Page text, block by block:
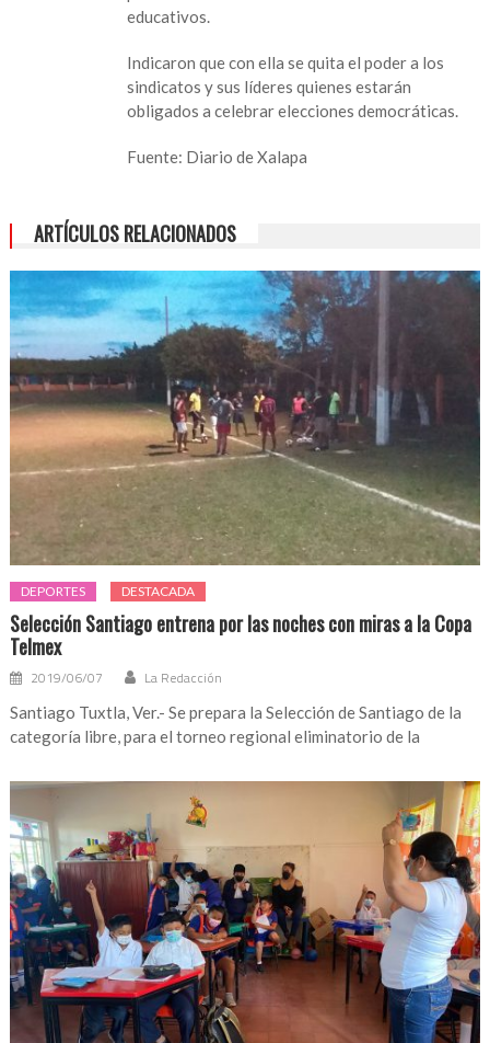
educativos.
Indicaron que con ella se quita el poder a los
sindicatos y sus líderes quienes estarán
obligados a celebrar elecciones democráticas.
Fuente: Diario de Xalapa
ARTÍCULOS RELACIONADOS
DEPORTES DESTACADA
Selección Santiago entrena por las noches con miras a la Copa
Telmex
2019/06/07 La Redacción
Santiago Tuxtla, Ver.- Se prepara la Selección de Santiago de la
categoría libre, para el torneo regional eliminatorio de la